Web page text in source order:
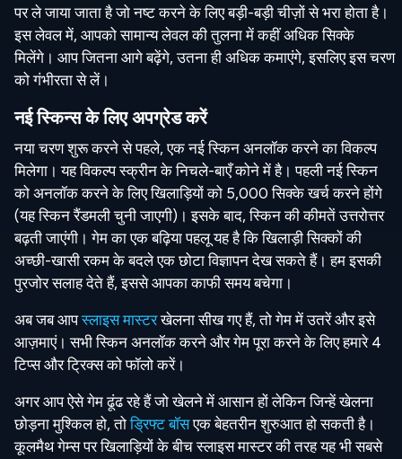
पर ले जाया जाता है जो नष्ट करने के लिए बड़ी-बड़ी चीज़ों से भरा होता है।
इस लेवल में, आपको सामान्य लेवल की तुलना में कहीं अधिक सिक्के
मिलेंगे। आप जितना आगे बढ़ेंगे, उतना ही अधिक कमाएंगे, इसलिए इस चरण
को गंभीरता से लें।
नई स्किन्स के लिए अपग्रेड करें
नया चरण शुरू करने से पहले, एक नई स्किन अनलॉक करने का विकल्प
मिलेगा। यह विकल्प स्क्रीन के निचले-बाएँ कोने में है। पहली नई स्किन
को अनलॉक करने के लिए खिलाड़ियों को 5,000 सिक्के खर्च करने होंगे
(यह स्किन रैंडमली चुनी जाएगी)। इसके बाद, स्किन की कीमतें उत्तरोत्तर
बढ़ती जाएंगी। गेम का एक बढ़िया पहलू यह है कि खिलाड़ी सिक्कों की
अच्छी-खासी रकम के बदले एक छोटा विज्ञापन देख सकते हैं। हम इसकी
पुरजोर सलाह देते हैं, इससे आपका काफी समय बचेगा।
अब जब आपस्लाइस मास्टरखेलना सीख गए हैं, तो गेम में उतरें और इसे
आज़माएं। सभी स्किन अनलॉक करने और गेम पूरा करने के लिए हमारे 4
टिप्स और ट्रिक्स को फॉलो करें।
अगर आप ऐसे गेम ढूंढ रहे हैं जो खेलने में आसान हों लेकिन जिन्हें खेलना
छोड़ना मुश्किल हो, तोड्रिफ्ट बॉसएक बेहतरीन शुरुआत हो सकती है।
कूलमैथ गेम्स पर खिलाड़ियों के बीच स्लाइस मास्टर की तरह यह भी सबसे